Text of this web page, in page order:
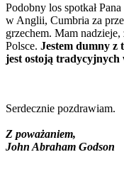
Podobny los spotkał
w Anglii, Cumbria za
grzechem. Mam
Polsce. Jestem dumny z
jest ostoją
Serdecznie pozdrawiam.
Z poważaniem,
John Abraham Godson